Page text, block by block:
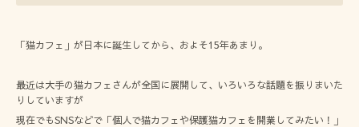
「猫カフェ」が日本に誕生してから、およそ15年あまり。
最近は大手の猫カフェさんが全国に展開して、いろいろな話題を振りまいた
りしていますが
現在でもSNSなどで「個人で猫カフェや保護猫カフェを開業してみたい！」